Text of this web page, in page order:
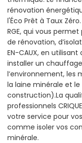
rénovation
l'Éco Prêt à Taux
RGE, qui vous
de rénovation,
EN-CAUX, en
installer un
l’environnement, les
la laine minérale et
construction).La
professionnels
votre service pour
comme isoler vos
minérale.